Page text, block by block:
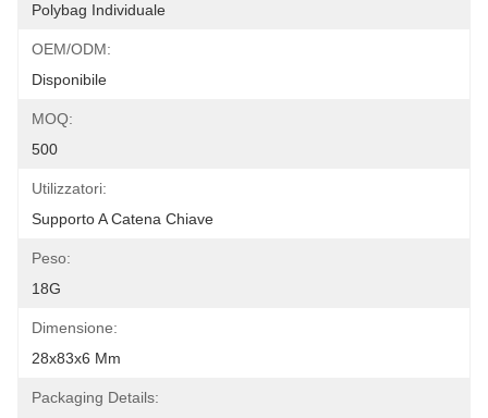
Polybag Individuale
OEM/ODM:
Disponibile
MOQ:
500
Utilizzatori:
Supporto A Catena Chiave
Peso:
18G
Dimensione:
28x83x6 Mm
Packaging Details: